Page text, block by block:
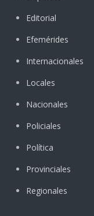
Editorial
Efemérides
Internacionales
Locales
Nacionales
Policiales
Política
Provinciales
Regionales